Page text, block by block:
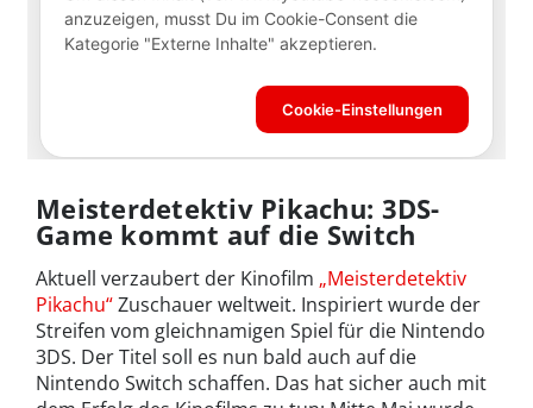
Meisterdetektiv Pikachu: 3DS-
Game kommt auf die Switch
Aktuell verzaubert der Kinofilm „Meisterdetektiv
Pikachu“Zuschauer weltweit. Inspiriert wurde der
Streifen vom gleichnamigen Spiel für die Nintendo
3DS. Der Titel soll es nun bald auch auf die
Nintendo Switch schaffen. Das hat sicher auch mit